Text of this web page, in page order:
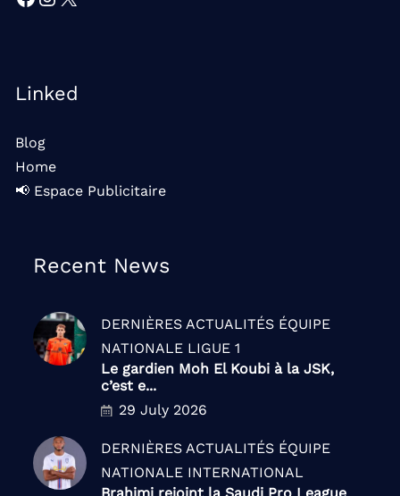
Linked
Blog
Home
📢 Espace Publicitaire
Recent News
DERNIÈRES ACTUALITÉS ÉQUIPE
NATIONALE LIGUE 1
Le gardien Moh El Koubi à la JSK,
c’est e...
29 July 2026
DERNIÈRES ACTUALITÉS ÉQUIPE
NATIONALE INTERNATIONAL